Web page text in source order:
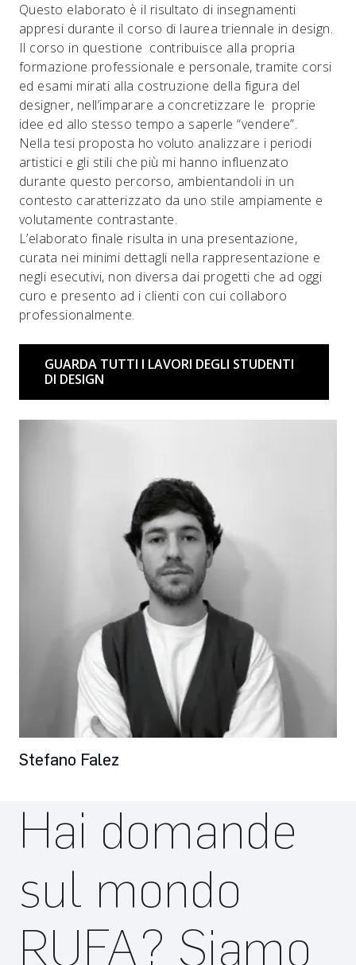
Questo elaborato è il risultato di insegnamenti
appresi durante il corso di laurea triennale in design.
Il corso in questione contribuisce alla propria
formazione professionale e personale, tramite corsi
ed esami mirati alla costruzione della figura del
designer, nell’imparare a concretizzare le proprie
idee ed allo stesso tempo a saperle “vendere”.
Nella tesi proposta ho voluto analizzare i periodi
artistici e gli stili che più mi hanno influenzato
durante questo percorso, ambientandoli in un
contesto caratterizzato da uno stile ampiamente e
volutamente contrastante.
L’elaborato finale risulta in una presentazione,
curata nei minimi dettagli nella rappresentazione e
negli esecutivi, non diversa dai progetti che ad oggi
curo e presento ad i clienti con cui collaboro
professionalmente.
GUARDA TUTTI I LAVORI DEGLI STUDENTI
DI DESIGN
Stefano Falez
Hai domande
sul mondo
RUFA? Siamo